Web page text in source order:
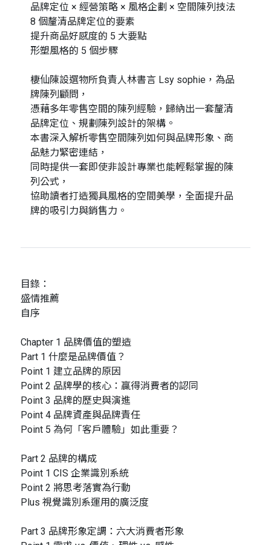
品牌定位 × 經營策略 × 風格企劃 × 空間陳列技法
8 個釐清品牌定位的要素
提升商品好感度的 5 大要點
形塑風格的 5 個步驟
棲仙陳設選物所負責人林書言 Lsy sophie，為品
牌陳列顧問，
憑藉多年零售空間的陳列經驗，歸納出一套釐清
品牌定位、規劃陳列設計的架構。
本書深入解析零售空間陳列如何與品牌形象、商
品魅力緊密連結，
同時提供一套即使非設計專業也能輕鬆掌握的陳
列公式，
協助讀者打造獨具風格的空間美學，全面提升品
牌的吸引力與銷售力。
目錄：
盛情推薦
自序
Chapter 1 品牌價值的塑造
Part 1 什麼是品牌價值？
Point 1 建立品牌的原因
Point 2 品牌學的核心：贏得消費者的認同
Point 3 品牌的歷史與演進
Point 4 品牌資產與品牌責任
Point 5 為何「客戶體驗」如此重要？
Part 2 品牌的構成
Point 1 CIS 企業識別系統
Point 2 將思考落實為行動
Plus 視覺識別系運用的廣泛度
Part 3 品牌形象定調：六大消費者形象